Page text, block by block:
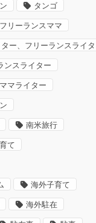
タンゴ
フリーランスママ
ー、フリーランスライ
ンスライター
ママライター
南米旅行
て
海外子育て
海外駐在